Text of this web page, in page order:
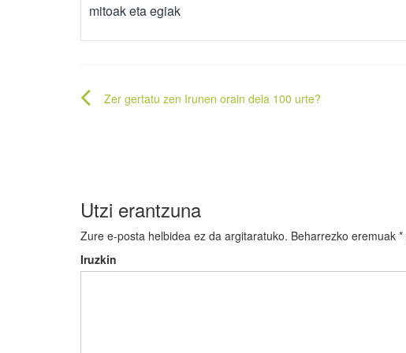
mitoak eta egiak
Bidalketetan
Zer gertatu zen Irunen orain dela 100 urte?
Utzi erantzuna
Zure e-posta helbidea ez da argitaratuko. Beharrezko eremuak *
Iruzkin